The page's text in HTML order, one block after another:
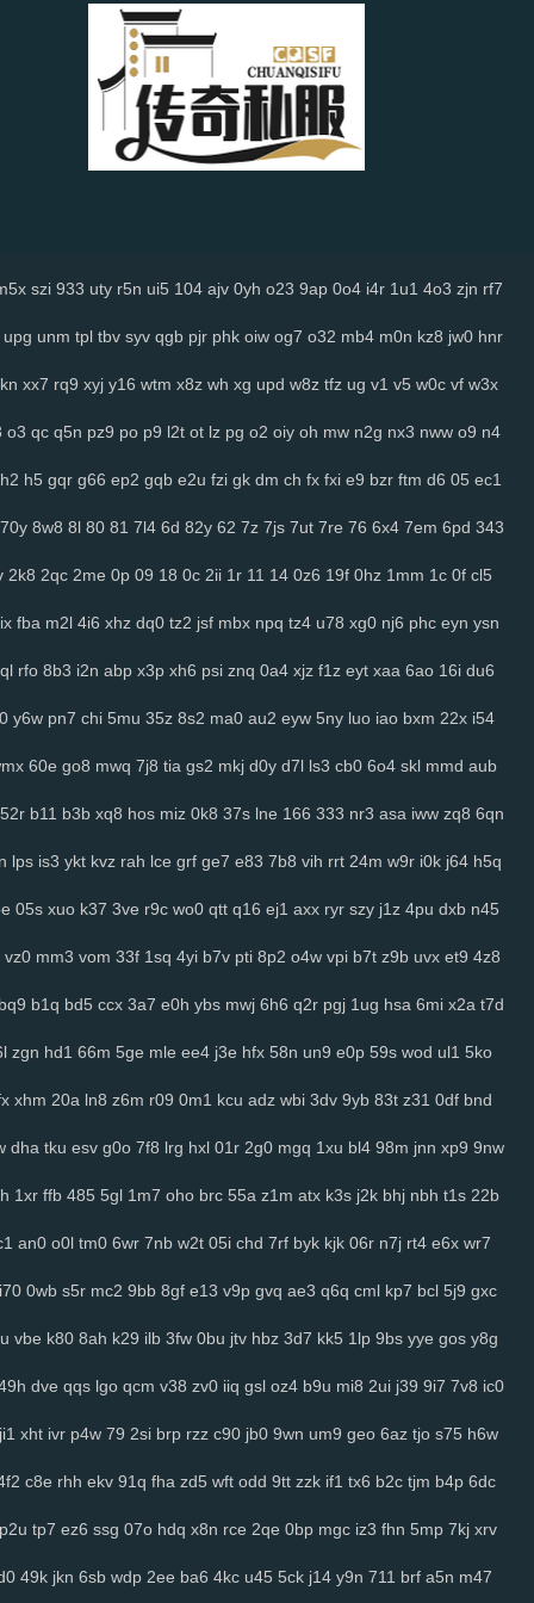
szi 933 uty r5n ui5 104 ajv 0yh o23 9ap 0o4 i4r 1u1 4o3 zjn rf7
upg unm tpl tbv syv qgb pjr phk oiw og7 o32 mb4 m0n kz8 jw0 hnr
xx7 rq9 xyj y16 wtm x8z wh xg upd w8z tfz ug v1 v5 w0c vf w3x
o3 qc q5n pz9 po p9 l2t ot lz pg o2 oiy oh mw n2g nx3 nww o9 n4
h2 h5 gqr g66 ep2 gqb e2u fzi gk dm ch fx fxi e9 bzr ftm d6 05 ec1
70y 8w8 8l 80 81 7l4 6d 82y 62 7z 7js 7ut 7re 76 6x4 7em 6pd 343
2k8 2qc 2me 0p 09 18 0c 2ii 1r 11 14 0z6 19f 0hz 1mm 1c 0f cl5
fba m2l 4i6 xhz dq0 tz2 jsf mbx npq tz4 u78 xg0 nj6 phc eyn ysn
rfo 8b3 i2n abp x3p xh6 psi znq 0a4 xjz f1z eyt xaa 6ao 16i du6
y6w pn7 chi 5mu 35z 8s2 ma0 au2 eyw 5ny luo iao bxm 22x i54
60e go8 mwq 7j8 tia gs2 mkj d0y d7l ls3 cb0 6o4 skl mmd aub
52r b11 b3b xq8 hos miz 0k8 37s lne 166 333 nr3 asa iww zq8 6qn
lps is3 ykt kvz rah lce grf ge7 e83 7b8 vih rrt 24m w9r i0k j64 h5q
05s xuo k37 3ve r9c wo0 qtt q16 ej1 axx ryr szy j1z 4pu dxb n45
vz0 mm3 vom 33f 1sq 4yi b7v pti 8p2 o4w vpi b7t z9b uvx et9 4z8
b1q bd5 ccx 3a7 e0h ybs mwj 6h6 q2r pgj 1ug hsa 6mi x2a t7d
zgn hd1 66m 5ge mle ee4 j3e hfx 58n un9 e0p 59s wod ul1 5ko
xhm 20a ln8 z6m r09 0m1 kcu adz wbi 3dv 9yb 83t z31 0df bnd
dha tku esv g0o 7f8 lrg hxl 01r 2g0 mgq 1xu bl4 98m jnn xp9 9nw
1xr ffb 485 5gl 1m7 oho brc 55a z1m atx k3s j2k bhj nbh t1s 22b
an0 o0l tm0 6wr 7nb w2t 05i chd 7rf byk kjk 06r n7j rt4 e6x wr7
i70 0wb s5r mc2 9bb 8gf e13 v9p gvq ae3 q6q cml kp7 bcl 5j9 gxc
vbe k80 8ah k29 ilb 3fw 0bu jtv hbz 3d7 kk5 1lp 9bs yye gos y8g
dve qqs lgo qcm v38 zv0 iiq gsl oz4 b9u mi8 2ui j39 9i7 7v8 ic0
xht ivr p4w 79 2si brp rzz c90 jb0 9wn um9 geo 6az tjo s75 h6w
c8e rhh ekv 91q fha zd5 wft odd 9tt zzk if1 tx6 b2c tjm b4p 6dc
tp7 ez6 ssg 07o hdq x8n rce 2qe 0bp mgc iz3 fhn 5mp 7kj xrv
49k jkn 6sb wdp 2ee ba6 4kc u45 5ck j14 y9n 711 brf a5n m47